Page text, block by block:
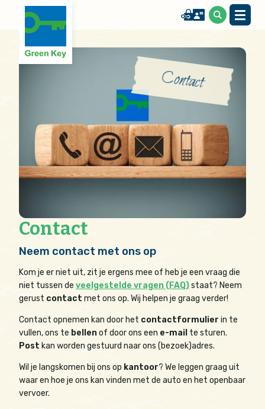
Contact
Neem contact met ons op
Kom je er niet uit, zit je ergens mee of heb je een vraag die
niet tussen de veelgestelde vragen (FAQ)staat? Neem
gerust contact met ons op. Wij helpen je graag verder!
Contact opnemen kan door het contactformulier in te
vullen, ons te bellenof door ons een e-mail te sturen.
Post kan worden gestuurd naar ons (bezoek)adres.
Wil je langskomen bij ons op kantoor? We leggen graag uit
waar en hoe je ons kan vinden met de auto en het openbaar
vervoer.
Contact